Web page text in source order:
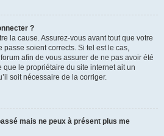
?
la cause. Assurez-vous avant tout que votre
passe soient corrects. Si tel est le cas,
afin de vous assurer de ne pas avoir été
que le propriétaire du site internet ait un
soit nécessaire de la corriger.
mais ne peux à présent plus me